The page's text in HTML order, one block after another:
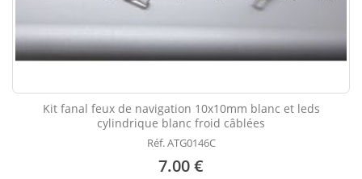
Kit fanal feux de navigation 10x10mm blanc et leds
cylindrique blanc froid câblées
Réf. ATG0146C
7.00 €